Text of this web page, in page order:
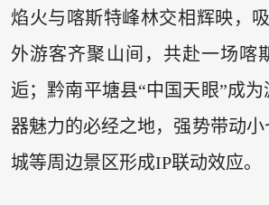
焰火与喀斯特峰林交相辉映，
外游客齐聚山间，共赴一场喀
逅；黔南平塘县“中国天眼”成
器魅力的必经之地，强势带动
城等周边景区形成IP联动效应。